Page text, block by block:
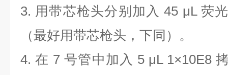
3. 用带芯枪头分别加入 45 μL 荧
（最好用带芯枪头，下同）。
4.在 7号管中加入 5 μL 1×10E8